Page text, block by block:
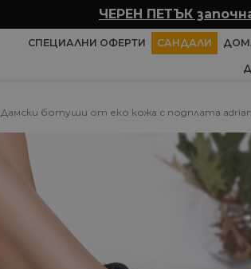
ЧЕРЕН ПЕТЪК
СПЕЦИАЛНИ ОФЕРТИ САНДАЛИ
Дамски ботуши от еко кожа с подплата